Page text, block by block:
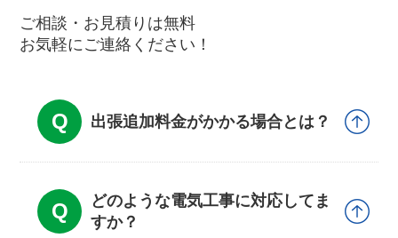
ご相談・お見積りは無料
お気軽にご連絡ください！
出張追加料金がかかる場合とは？
どのような電気工事に対応してま
すか？